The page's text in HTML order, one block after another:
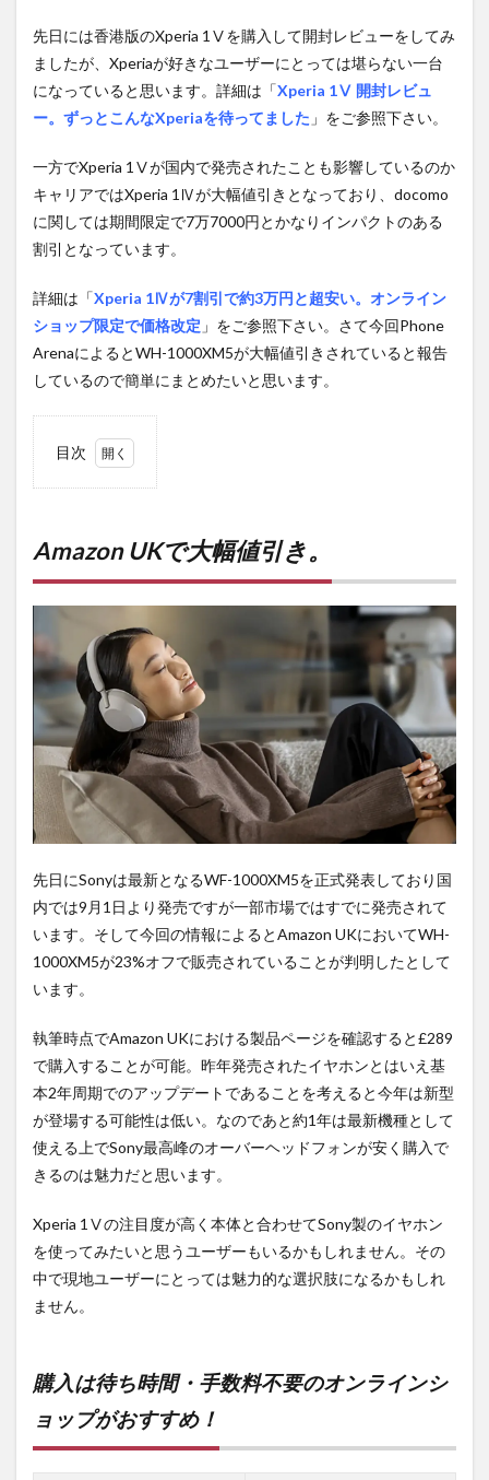
先日には香港版のXperia 1Ⅴを購入して開封レビューをしてみ
ましたが、Xperiaが好きなユーザーにとっては堪らない一台
になっていると思います。詳細は「Xperia 1Ⅴ 開封レビュ
ー。ずっとこんなXperiaを待ってました 」をご参照下さい。
一方でXperia 1Ⅴが国内で発売されたことも影響しているのか
キャリアではXperia 1Ⅳが大幅値引きとなっており、docomo
に関しては期間限定で7万7000円とかなりインパクトのある
割引となっています。
詳細は「Xperia 1Ⅳが7割引で約3万円と超安い。オンライン
ショップ限定で価格改定 」をご参照下さい。さて今回Phone
ArenaによるとWH-1000XM5が大幅値引きされていると報告
しているので簡単にまとめたいと思います。
目次
き。
ち時
間・
手数
料不
要の
オン
ライ
ンシ
ョッ
プが
す
め！
Amazon UKで大幅値引き。
先日にSonyは最新となるWF-1000XM5を正式発表しており国
内では9月1日より発売ですが一部市場ではすでに発売されて
います。そして今回の情報によるとAmazon UKにおいてWH-
1000XM5が23%オフで販売されていることが判明したとして
います。
執筆時点でAmazon UKにおける製品ページを確認すると£289
で購入することが可能。昨年発売されたイヤホンとはいえ基
本2年周期でのアップデートであることを考えると今年は新型
が登場する可能性は低い。なのであと約1年は最新機種として
使える上でSony最高峰のオーバーヘッドフォンが安く購入で
きるのは魅力だと思います。
Xperia 1Ⅴの注目度が高く本体と合わせてSony製のイヤホン
を使ってみたいと思うユーザーもいるかもしれません。その
中で現地ユーザーにとっては魅力的な選択肢になるかもしれ
ません。
購入は待ち時間・手数料不要のオンラインシ
ョップがおすすめ！